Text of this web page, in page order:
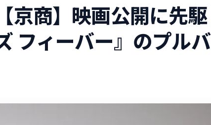
商】映画公開に先駆
フィーバー』のプルバ